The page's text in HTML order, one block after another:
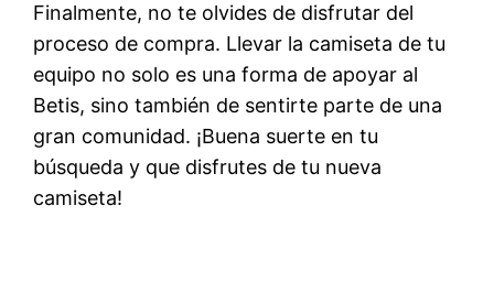
Finalmente, no te olvides de disfrutar del
proceso de compra. Llevar la camiseta de tu
equipo no solo es una forma de apoyar al
Betis, sino también de sentirte parte de una
gran comunidad. ¡Buena suerte en tu
búsqueda y que disfrutes de tu nueva
camiseta!